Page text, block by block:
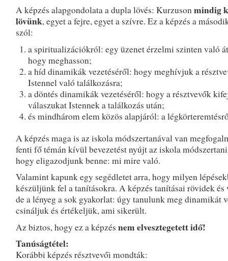
A képzés alapgondolata a dupla lövés: Kurzusonmindig
lövünk, egyet a fejre, egyet a szívre. Ez a képzés a
szól:
a spiritualizációkról: egy üzenet érzelmi szinten való
hogy meghasson;
a híd dinamikák vezetéséről: hogy meghívjuk a
Istennel való találkozásra;
a döntés dinamikák vezetéséről: hogy a résztvevők
válaszukat Istennek a találkozás után;
és mindhárom elem közös alapjáról: a
A képzés maga is az iskola módszertanával van
fenti fő témán kívül bevezetést nyújt az iskola
hogy eligazodjunk benne: mi mire való.
Valamint kapunk egy segédletet arra, hogy milyen
készüljünk fel a tanításokra. A képzés tanításai rövidek és
de a lényeg a sok gyakorlat: úgy tanulunk meg dinamikát
csináljuk és értékeljük, ami sikerült.
Az biztos, hogy ez a képzés nem elvesztegetett idő!
Tanúságtétel:
Korábbi képzés résztvevői mondták: